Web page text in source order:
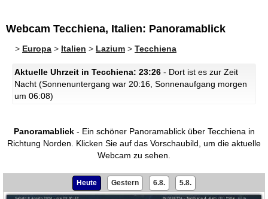
Webcam Tecchiena, Italien: Panoramablick
> Europa > Italien > Lazium > Tecchiena
Aktuelle Uhrzeit in Tecchiena: 23:26 - Dort ist es zur Zeit
Nacht (Sonnenuntergang war 20:16, Sonnenaufgang morgen
um 06:08)
Panoramablick- Ein schöner Panoramablick über Tecchiena in
Richtung Norden.
Klicken Sie auf das Vorschaubild, um die aktuelle
Webcam zu sehen.
Heute Gestern 6.8. 5.8.